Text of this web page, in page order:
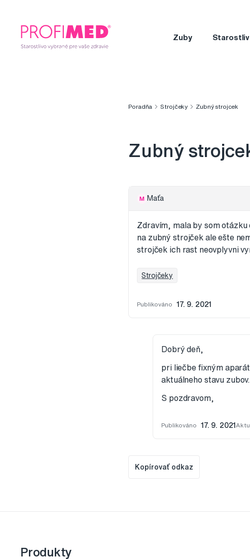
Zuby
Poradňa Strojčeky Zubný strojcek
Zubný
M Maťa
Zdravím, mala by som
na zubný strojček ale ešte
strojček ich rast neovplyvni
Strojčeky
Publikováno 17. 9. 2021
Dobrý deň,
pri liečbe fixným
aktuálneho stavu
S pozdravom,
Publikováno 17. 9. 2021
Kopírovať odkaz
Produkty